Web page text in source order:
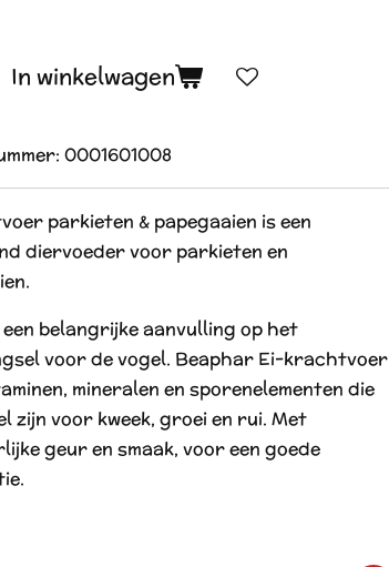
In winkelwagen
0001601008
parkieten & papegaaien is een
diervoeder voor parkieten en
belangrijke aanvulling op het
voor de vogel. Beaphar Ei-krachtvoer
mineralen en sporenelementen die
zijn voor kweek, groei en rui. Met
geur en smaak, voor een goede